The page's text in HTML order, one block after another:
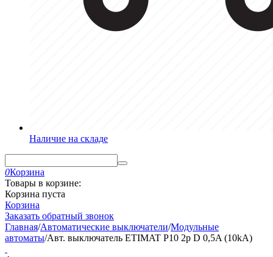
Наличие на складе
0Корзина
Товары в корзине:
Корзина пуста
Корзина
Заказать обратный звонок
Главная/Автоматические выключатели/Модульные
автоматы/Авт. выключатель ETIMAT P10 2p D 0,5A (10kA)